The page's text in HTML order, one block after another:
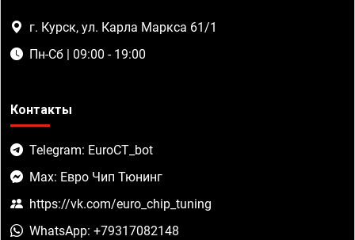
г. Курск, ул. Карла Маркса 61/1
Пн-Сб | 09:00 - 19:00
Контакты
Telegram: EuroCT_bot
Max: Евро Чип Тюнинг
https://vk.com/euro_chip_tuning
WhatsApp: +79317082148